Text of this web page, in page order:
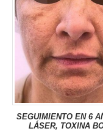
SEGUIMIENTO EN 6
LÁSER, TOXINA